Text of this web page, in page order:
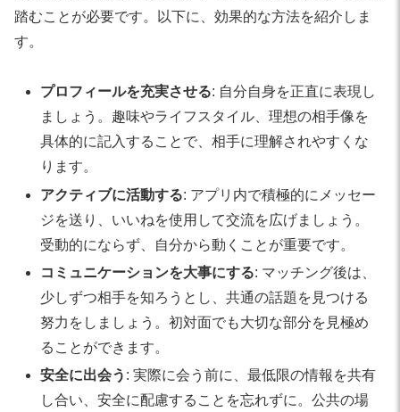
踏むことが必要です。以下に、効果的な方法を紹介しま
す。
プロフィールを充実させる: 自分自身を正直に表現し
ましょう。趣味やライフスタイル、理想の相手像を
具体的に記入することで、相手に理解されやすくな
ります。
アクティブに活動する: アプリ内で積極的にメッセー
ジを送り、いいねを使用して交流を広げましょう。
受動的にならず、自分から動くことが重要です。
コミュニケーションを大事にする: マッチング後は、
少しずつ相手を知ろうとし、共通の話題を見つける
努力をしましょう。初対面でも大切な部分を見極め
ることができます。
安全に出会う : 実際に会う前に、最低限の情報を共有
し合い、安全に配慮することを忘れずに。公共の場